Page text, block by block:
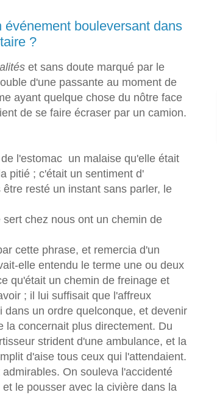
bouleversant dans
?
et sans doute marqué par le
d'une passante au moment de
ayant quelque chose du nôtre face
de se faire écraser par un camion.
l'estomac un malaise qu'elle était
pitié ; c'était un sentiment d'
resté un instant sans parler, le
chez nous ont un chemin de
cette phrase, et remercia d'un
elle entendu le terme une ou deux
qu'était un chemin de freinage et
; il lui suffisait que l'affreux
un ordre quelconque, et devenir
la concernait plus directement. Du
strident d'une ambulance, et la
d'aise tous ceux qui l'attendaient.
On souleva l'accidenté
le pousser avec la civière dans la